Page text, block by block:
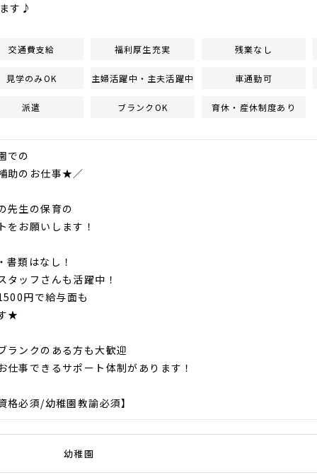
す♪
交通費支給 福利厚生充実 残業なし
見学のみOK 主婦活躍中・主夫活躍中 車通勤可
派遣 ブランクOK 育休・産休制度あり
での
のお仕事★／
生の保育の
お願いします！
類はなし！
ッフさんも活躍中！
円で給与面も
★
ランクのある方も大歓迎
仕事できるサポート体制があります！
格必須/幼稚園教諭必須】
幼稚園